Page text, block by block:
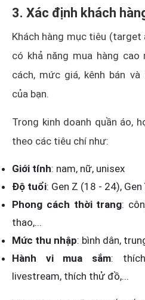
3. Xác định khách
Khách hàng mục tiêu
có khả năng mua hàng cao
cách, mức giá, kênh bán
của bạn.
Trong kinh doanh quần áo,
theo các tiêu chí như:
Giới tính: nam, nữ, unisex
Độ tuổi: Gen Z (18 - 24),
Phong cách thời trang:
thao,...
Mức thu nhập: bình dân,
Hành vi mua sắm:
livestream, thích thử đồ,...